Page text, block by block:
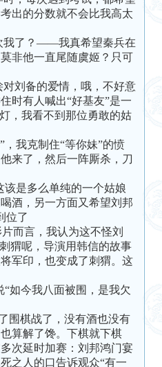
出的分数就不会比我高太
我了？——我真希望秦兵在
非他一直尾随虞姬？只可
刘备的爱情，哦，不好意
时有人喊出“好基友”是一
，我看不到那位勇敢的姑
我克制住“等你妹”的愤
来了，然后一阵厮杀，刀
是多么单纯的一个姑娘
酒，另一方面又希望刘邦
位了
而言，我认为这不怪刘
猬呢，导演用韩信的故事
军印，也变成了刺猬。这
今我八面被围，是我欠
棋战了，没有酒也没有
算解了馋。下棋就下棋
次延时加赛：刘邦鸿门宴
之人的口告诉观众“有一